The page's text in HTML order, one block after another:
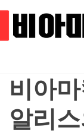
비아
알리